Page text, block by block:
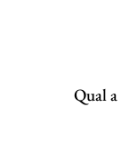
Qual